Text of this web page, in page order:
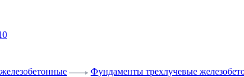
Фундаменты трехлучевые